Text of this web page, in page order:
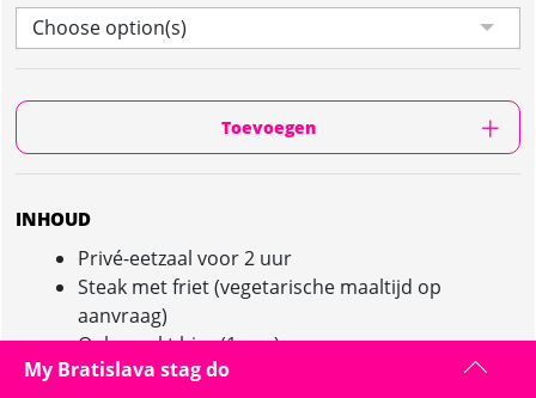
Choose option(s)
Toevoegen
INHOUD
Privé-eetzaal voor 2 uur
Steak met friet (vegetarische maaltijd op
aanvraag)
Onbeperkt bier (1 uur)
Mooie stripper, alleen voor uw groep
My Bratislava stag do